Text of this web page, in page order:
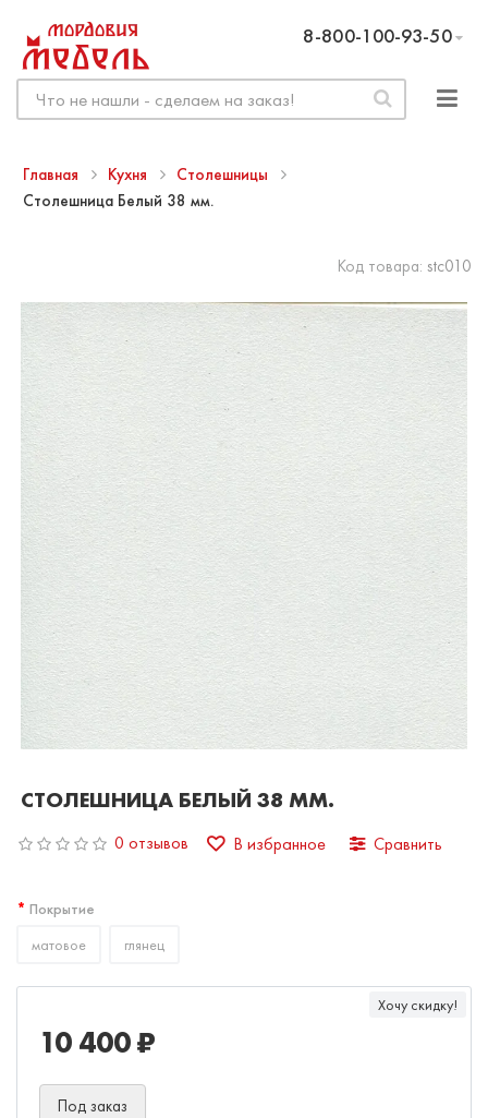
8-800-100-93-50
Главная Кухня
Столешницы
Столешница Белый 38 мм.
Код товара: stc010
СТОЛЕШНИЦА БЕЛЫЙ 38 ММ.
0 отзывов В избранное Сравнить
Покрытие
матовое
глянец
Хочу скидку!
10 400 ₽
Под заказ